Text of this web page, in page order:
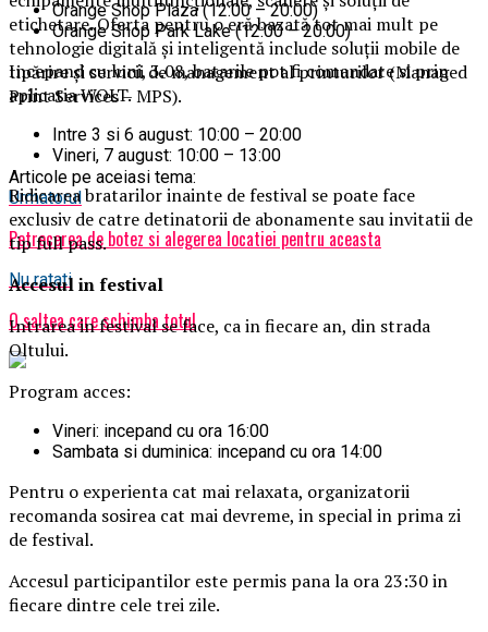
etichetare. Oferta pentru o eră bazată tot mai mult pe
tehnologie digitală și inteligentă include soluții mobile de
tipărire și servicii de management al printurilor (Managed
Print Services – MPS).
Articole pe aceiasi tema:
Urmatorul
Petrecerea de botez si alegerea locatiei pentru aceasta
Nu ratati
O saltea care schimba totul
Orange Shop Plaza (12:00 – 20:00)
Orange Shop Park Lake (12:00 – 20:00)
Incepand cu luni, 3.08, batarile pot fi comandate si prin
aplicatia WOLT.
Intre 3 si 6 august: 10:00 – 20:00
Vineri, 7 august: 10:00 – 13:00
Ridicarea bratarilor inainte de festival se poate face
exclusiv de catre detinatorii de abonamente sau invitatii de
tip full pass.
Accesul in festival
Intrarea in festival se face, ca in fiecare an, din strada
Oltului.
Program acces:
Vineri: incepand cu ora 16:00
Sambata si duminica: incepand cu ora 14:00
Pentru o experienta cat mai relaxata, organizatorii
recomanda sosirea cat mai devreme, in special in prima zi
de festival.
Accesul participantilor este permis pana la ora 23:30 in
fiecare dintre cele trei zile.